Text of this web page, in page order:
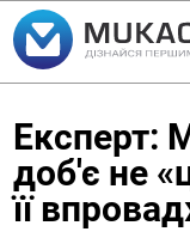
Експерт:
доб'є не
її